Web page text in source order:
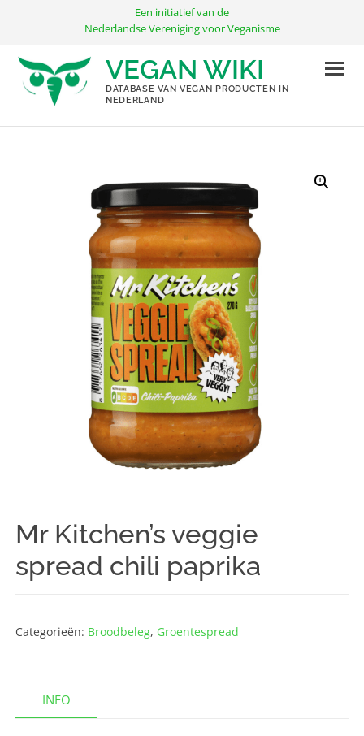
inhoud
Een initiatief van de
Nederlandse Vereniging voor Veganisme
VEGAN WIKI
DATABASE VAN VEGAN PRODUCTEN IN
NEDERLAND
Mr Kitchen’s veggie
spread chili paprika
Categorieën: Broodbeleg, Groentespread
INFO